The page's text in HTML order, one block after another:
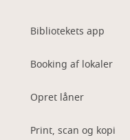
Bibliotekets app
Booking af lokaler
Opret låner
Print, scan og kopi